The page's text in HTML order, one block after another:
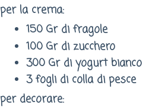
per la crema:
150 Gr di fragole
100 Gr di zucchero
300 Gr di yogurt bianco
3 fogli di colla di pesce
per decorare: